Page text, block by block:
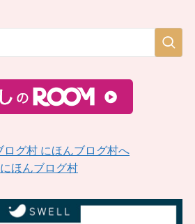
にほんブログ村